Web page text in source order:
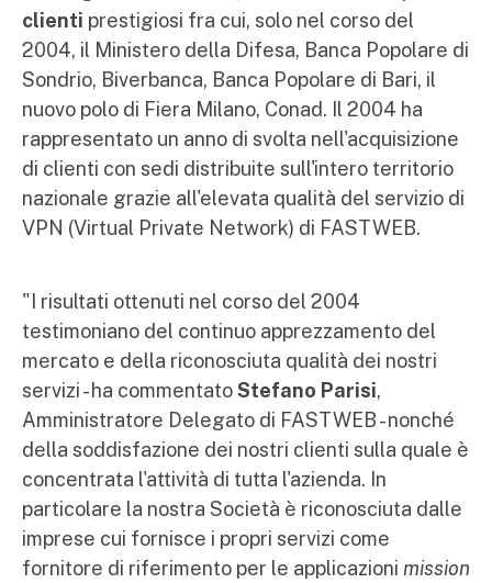
clienti prestigiosi fra cui, solo nel corso del
2004, il Ministero della Difesa, Banca Popolare di
Sondrio, Biverbanca, Banca Popolare di Bari, il
nuovo polo di Fiera Milano, Conad. Il 2004 ha
rappresentato un anno di svolta nell'acquisizione
di clienti con sedi distribuite sull'intero territorio
nazionale grazie all'elevata qualità del servizio di
VPN (Virtual Private Network) di FASTWEB.
"I risultati ottenuti nel corso del 2004
testimoniano del continuo apprezzamento del
mercato e della riconosciuta qualità dei nostri
servizi - ha commentatoStefano Parisi,
Amministratore Delegato di FASTWEB - nonché
della soddisfazione dei nostri clienti sulla quale è
concentrata l'attività di tutta l'azienda. In
particolare la nostra Società è riconosciuta dalle
imprese cui fornisce i propri servizi come
fornitore di riferimento per le applicazioni mission